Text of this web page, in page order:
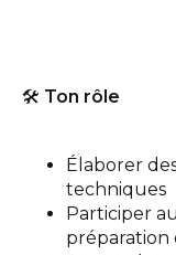
🛠️ Ton rôle
Élaborer
techniques
Participer
préparation